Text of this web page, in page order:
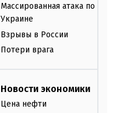
Массированная атака по
Украине
Взрывы в России
Потери врага
Новости экономики
Цена нефти